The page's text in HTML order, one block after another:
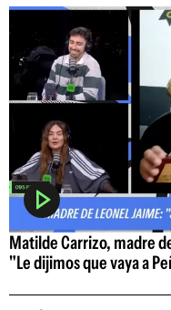
Matilde Carrizo, madre
"Le dijimos que vaya a